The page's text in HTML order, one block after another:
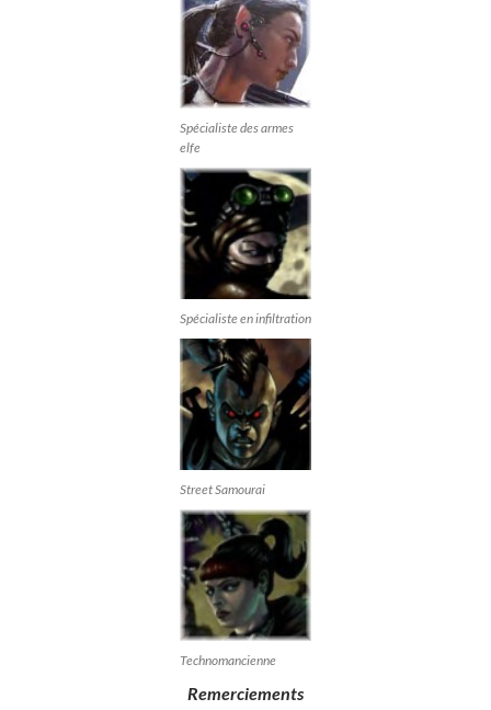
Spécialiste des armes
elfe
Spécialiste en infiltration
Street Samourai
Technomancienne
Remerciements